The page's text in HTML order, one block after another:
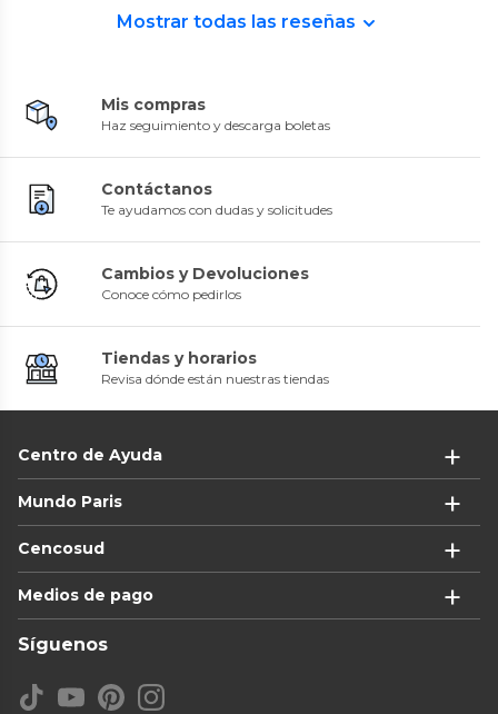
Mostrar todas las reseñas
Mis compras
Haz seguimiento y descarga boletas
Contáctanos
Te ayudamos con dudas y solicitudes
Cambios y Devoluciones
Conoce cómo pedirlos
Tiendas y horarios
Revisa dónde están nuestras tiendas
Centro de Ayuda
Mundo Paris
Cencosud
Medios de pago
Síguenos